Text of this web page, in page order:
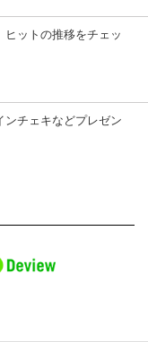
ットの推移をチェッ
ンチェキなどプレゼン